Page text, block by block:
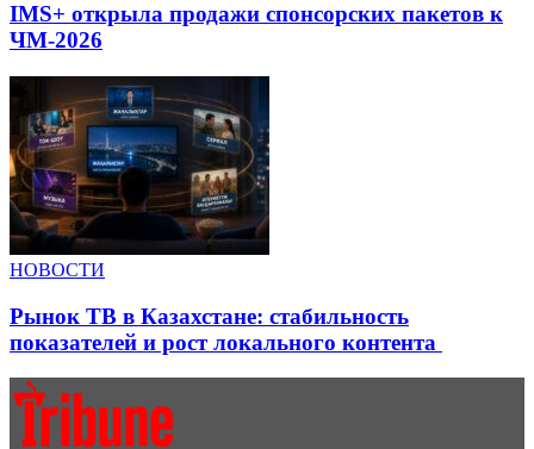
IMS+ открыла продажи спонсорских пакетов к
ЧМ-2026
НОВОСТИ
Рынок ТВ в Казахстане: стабильность
показателей и рост локального контента